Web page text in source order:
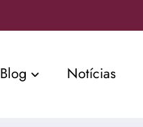
Blog Notícias